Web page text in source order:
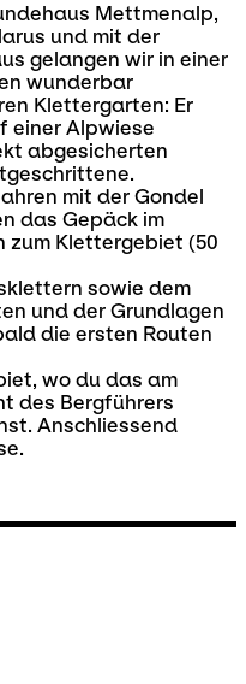
Mettmenalp,
und mit der
gelangen wir in einer
wunderbar
Klettergarten: Er
einer Alpwiese
abgesicherten
mit der Gondel
das Gepäck im
zum Klettergebiet (50
sowie dem
und der Grundlagen
die ersten Routen
wo du das am
des Bergführers
Anschliessend